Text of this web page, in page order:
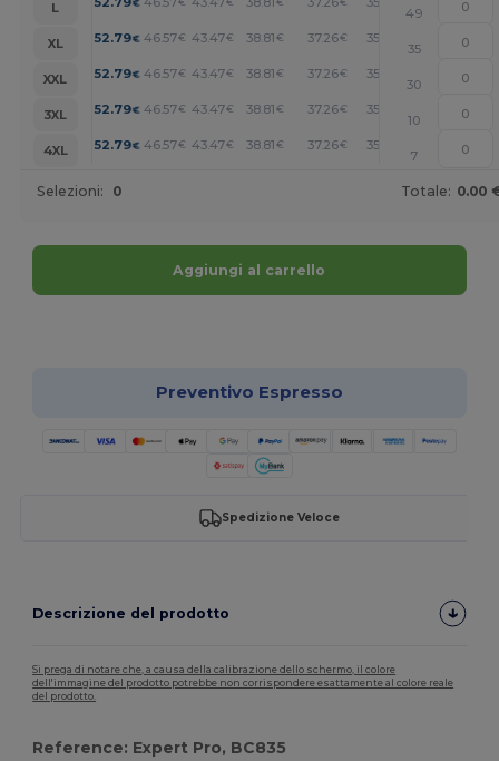
L
€ € € € €
49
XL
52.79€ 46.57€ 43.47€ 38.81 € 37.26€ 35.71
35
XXL
52.79€ 46.57€ 43.47€ 38.81 € 37.26€ 35.71
30
3XL
52.79€ 46.57€ 43.47€ 38.81 € 37.26€ 35.71
10
4XL
52.79€ 46.57€ 43.47€ 38.81 € 37.26€ 35.71
7
Selezioni: 0 Totale: 0.00
Aggiungi al carrello
Preventivo Espresso
Spedizione Veloce
Descrizione del prodotto
Si prega di notare che, a causa della calibrazione dello schermo, il colore
dell'immagine del prodotto potrebbe non corrispondere esattamente al colore reale
del prodotto.
Reference: Expert Pro, BC835